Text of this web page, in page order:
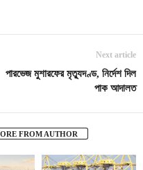
Next article
পারভেজ মুশারফের মৃত্যুদণ্ড, নির্দেশ দিল
পাক আদালত
FROM AUTHOR